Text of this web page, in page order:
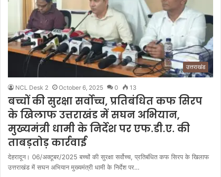
उत्तराखंड
NCL Desk 2 October 6, 2025 0 13
बच्चों की सुरक्षा सर्वोच्च, प्रतिबंधित कफ सिरप
के खिलाफ उत्तराखंड में सघन अभियान,
मुख्यमंत्री धामी के निर्देश पर एफ.डी.ए. की
ताबड़तोड़ कार्रवाई
देहरादून। 06/अक्टूबर/2025 बच्चों की सुरक्षा सर्वोच्च, प्रतिबंधित कफ सिरप के खिलाफ
उत्तराखंड में सघन अभियान मुख्यमंत्री धामी के निर्देश पर…